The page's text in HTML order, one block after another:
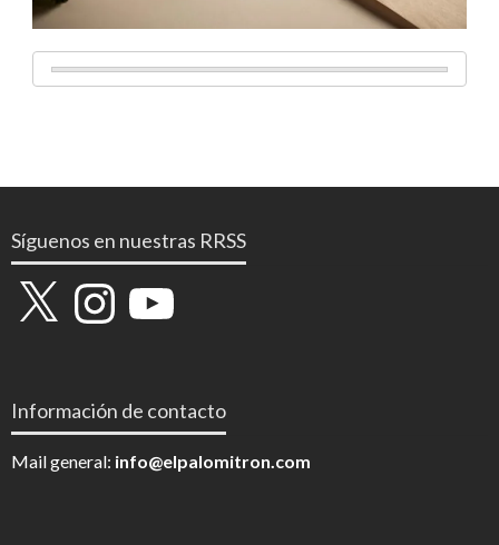
Síguenos en nuestras RRSS
X InstagramYouTube
Información de contacto
Mail general: info@elpalomitron.com